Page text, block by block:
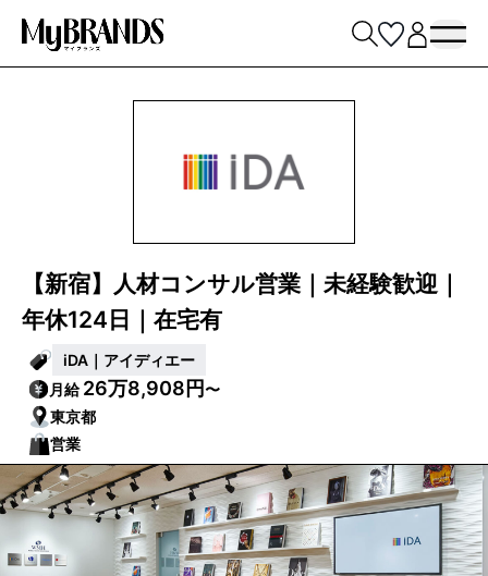
【新宿】人材コンサル営業｜未経験歓迎｜
年休124日｜在宅有
iDA｜アイディエー
月給26万8,908円〜
東京都
営業